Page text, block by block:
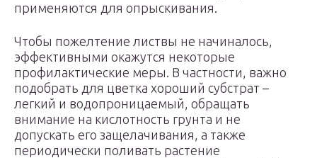
применяются для опрыскивания.
Чтобы пожелтение листвы не начиналось,
эффективными окажутся некоторые
профилактические меры. В частности, важно
подобрать для цветка хороший субстрат –
легкий и водопроницаемый, обращать
внимание на кислотность грунта и не
допускать его защелачивания, а также
периодически поливать растение